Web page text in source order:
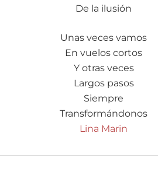
De la ilusión
Unas veces vamos
En vuelos cortos
Y otras veces
Largos pasos
Siempre
Transformándonos
Lina Marin